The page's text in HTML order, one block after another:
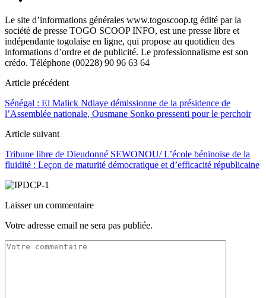
Le site d’informations générales www.togoscoop.tg édité par la
société de presse TOGO SCOOP INFO, est une presse libre et
indépendante togolaise en ligne, qui propose au quotidien des
informations d’ordre et de publicité. Le professionnalisme est son
crédo. Téléphone (00228) 90 96 63 64
Article précédent
Sénégal : El Malick Ndiaye démissionne de la présidence de
l’Assemblée nationale, Ousmane Sonko pressenti pour le perchoir
Article suivant
Tribune libre de Dieudonné SEWONOU/ L’école béninoise de la
fluidité : Leçon de maturité démocratique et d’efficacité républicaine
Laisser un commentaire
Votre adresse email ne sera pas publiée.